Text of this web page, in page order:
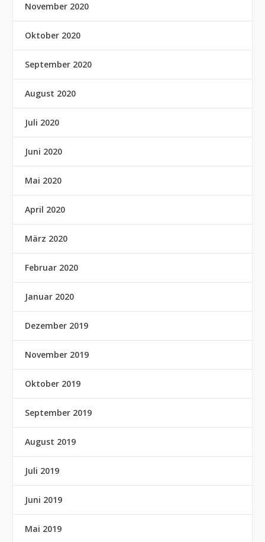
November 2020
Oktober 2020
September 2020
August 2020
Juli 2020
Juni 2020
Mai 2020
April 2020
März 2020
Februar 2020
Januar 2020
Dezember 2019
November 2019
Oktober 2019
September 2019
August 2019
Juli 2019
Juni 2019
Mai 2019